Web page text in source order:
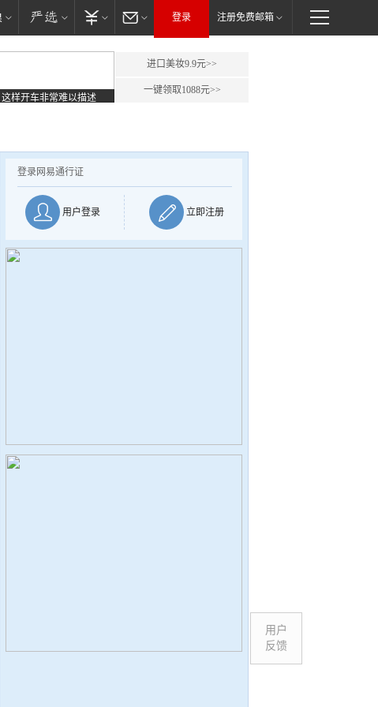
登录 注册免费邮箱
这样开车非常难以描述
进口美妆9.9元>>
一键领取1088元>>
登录网易通行证
用户登录 立即注册
用户
反馈